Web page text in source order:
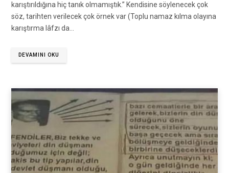
karıştırıldığına hiç tanık olmamıştık.” Kendisine söylenecek çok
söz, tarihten verilecek çok örnek var (Toplu namaz kılma olayına
karıştırma lâfzı da…
DEVAMINI OKU